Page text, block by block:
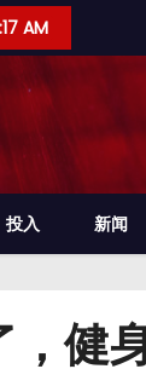
AM
投入 新闻
，健